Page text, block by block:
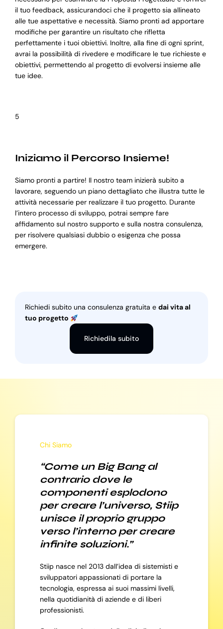
il tuo feedback, assicurandoci che il progetto sia allineato
alle tue aspettative e necessità. Siamo pronti ad apportare
modifiche per garantire un risultato che rifletta
perfettamente i tuoi obiettivi. Inoltre, alla fine di ogni sprint,
avrai la possibilità di rivedere e modificare le tue richieste e
obiettivi, permettendo al progetto di evolversi insieme alle
tue idee.
5
Iniziamo il Percorso Insieme!
Siamo pronti a partire! Il nostro team inizierà subito a
lavorare, seguendo un piano dettagliato che illustra tutte le
attività necessarie per realizzare il tuo progetto. Durante
l’intero processo di sviluppo, potrai sempre fare
affidamento sul nostro supporto e sulla nostra consulenza,
per risolvere qualsiasi dubbio o esigenza che possa
emergere.
Richiedi subito una consulenza gratuita e dai vita al
tuo progetto
Richiedila subito
Chi Siamo
“Come un Big Bang al
contrario dove le
componenti esplodono
per creare l’universo, Stiip
unisce il proprio gruppo
verso l’interno per creare
infinite soluzioni.”
Stiip nasce nel 2013 dall’idea di sistemisti e
sviluppatori appassionati di portare la
tecnologia, espressa ai suoi massimi livelli,
nella quotidianità di aziende e di liberi
professionisti.